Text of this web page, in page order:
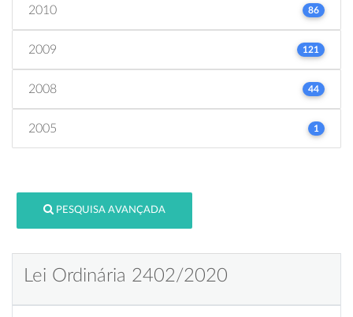
2010 86
2009 121
2008 44
2005 1
PESQUISA AVANÇADA
Lei Ordinária 2402/2020